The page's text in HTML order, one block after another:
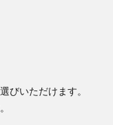
びいただけます。